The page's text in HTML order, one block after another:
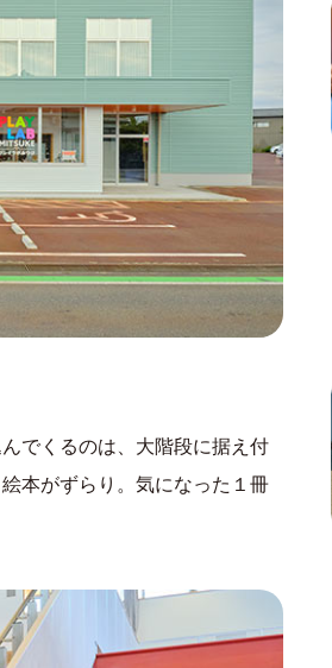
でくるのは、大階段に据え付
本がずらり。気になった１冊